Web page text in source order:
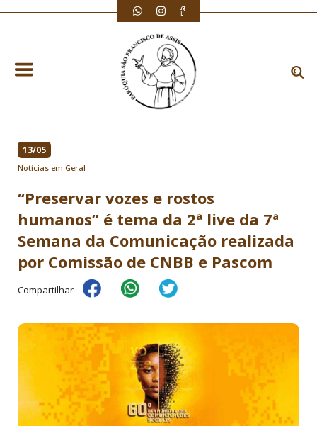
13/05
Notícias em Geral
“Preservar vozes e rostos
humanos” é tema da 2ª live da 7ª
Semana da Comunicação realizada
por Comissão de CNBB e Pascom
Compartilhar